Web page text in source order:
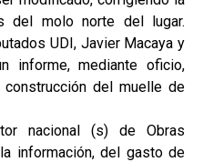
del molo norte del lugar.
UDI, Javier Macaya y
informe, mediante oficio,
del muelle de
nacional (s) de Obras
información, del gasto de